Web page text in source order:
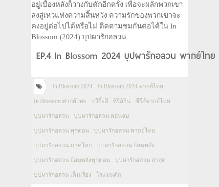
อยู่เบื้องหลังก็วางกับดักอีกครั้ง เพื่อจะผลักพวกเขา
ลงสู่เหวแห่งความสิ้นหวัง ความรักของพวกเขาจะ
คงอยู่ต่อไปได้หรือไม่ ติดตามชมกันต่อได้ใน In
Blossom (2024) บุปผารักอลวน
EP.4 In Blossom 2024 บุปผารักอลวน พากย์ไท
In Blossom 2024 In Blossom 2024 พากย์ไทย
In Blossom พากย์ไทย จวีจิ้งอี ซีรีส์จีน ซีรีส์พากย์ไทย
บุปผารักอลวน บุปผารักอลวน ตอนจบ
บุปผารักอลวน ทุกตอน บุปผารักอลวน พากย์ไทย
บุปผารักอลวน ภาคไทย บุปผารักอลวน ย้อนหลัง
บุปผารักอลวน ย้อนหลังทุกตอน บุปผารักอลวน ล่าสุด
บุปผารักอลวน เต็มเรื่อง โรแมนติก